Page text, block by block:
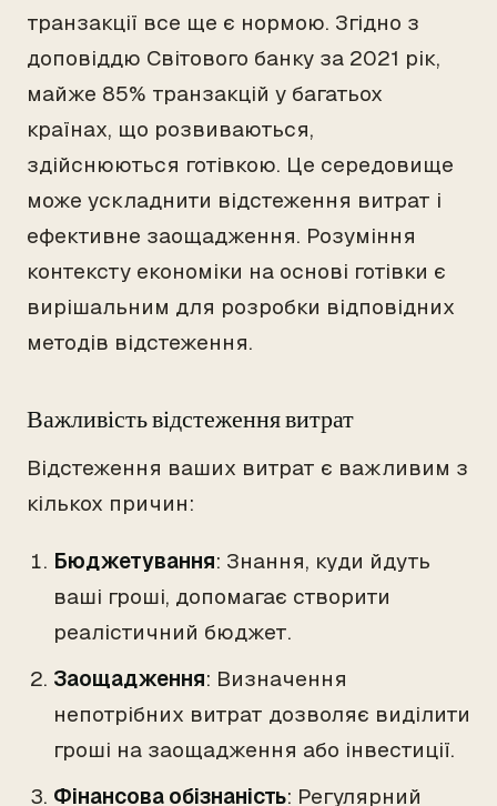
транзакції все ще є нормою. Згідно з
доповіддю Світового банку за 2021 рік,
майже 85% транзакцій у багатьох
країнах, що розвиваються,
здійснюються готівкою. Це середовище
може ускладнити відстеження витрат і
ефективне заощадження. Розуміння
контексту економіки на основі готівки є
вирішальним для розробки відповідних
методів відстеження.
Важливість відстеження витрат
Відстеження ваших витрат є важливим з
кількох причин:
Бюджетування: Знання, куди йдуть
ваші гроші, допомагає створити
реалістичний бюджет.
Заощадження: Визначення
непотрібних витрат дозволяє виділити
гроші на заощадження або інвестиції.
Фінансова обізнаність: Регулярний